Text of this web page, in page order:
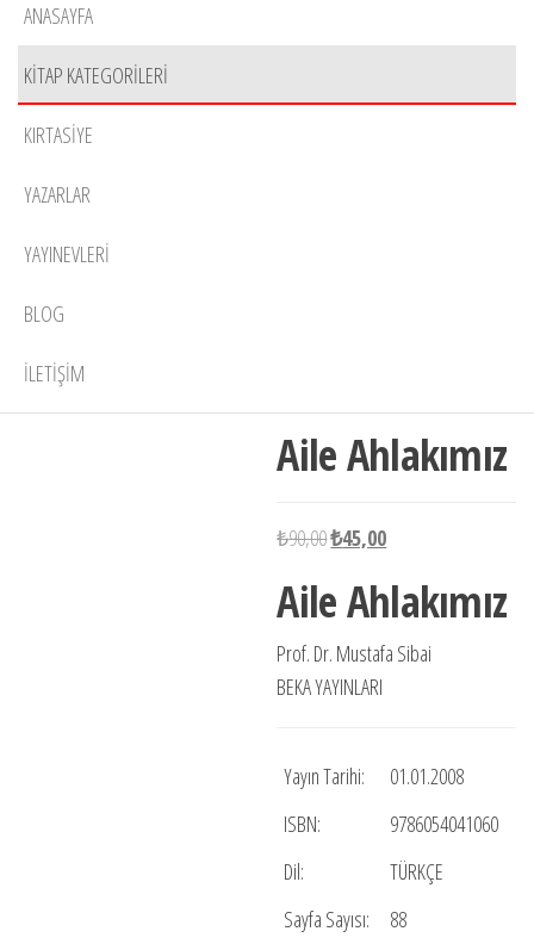
ANASAYFA
KITAP KATEGORILERI
KIRTASIYE
YAZARLAR
YAYINEVLERI
BLOG
İLETIŞIM
Aile Ahlakımız
₺90,00Orijinal
₺90,00.
₺45,00Şu
fiyat:
Aile Ahlakımız
Prof. Dr. Mustafa Sibai
BEKA YAYINLARI
Yayın Tarihi:
01.01.2008
ISBN:
9786054041060
Dil:
TÜRKÇE
Sayfa Sayısı:
88